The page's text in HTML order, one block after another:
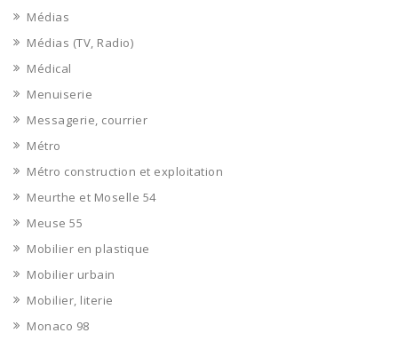
Médias
Médias (TV, Radio)
Médical
Menuiserie
Messagerie, courrier
Métro
Métro construction et exploitation
Meurthe et Moselle 54
Meuse 55
Mobilier en plastique
Mobilier urbain
Mobilier, literie
Monaco 98